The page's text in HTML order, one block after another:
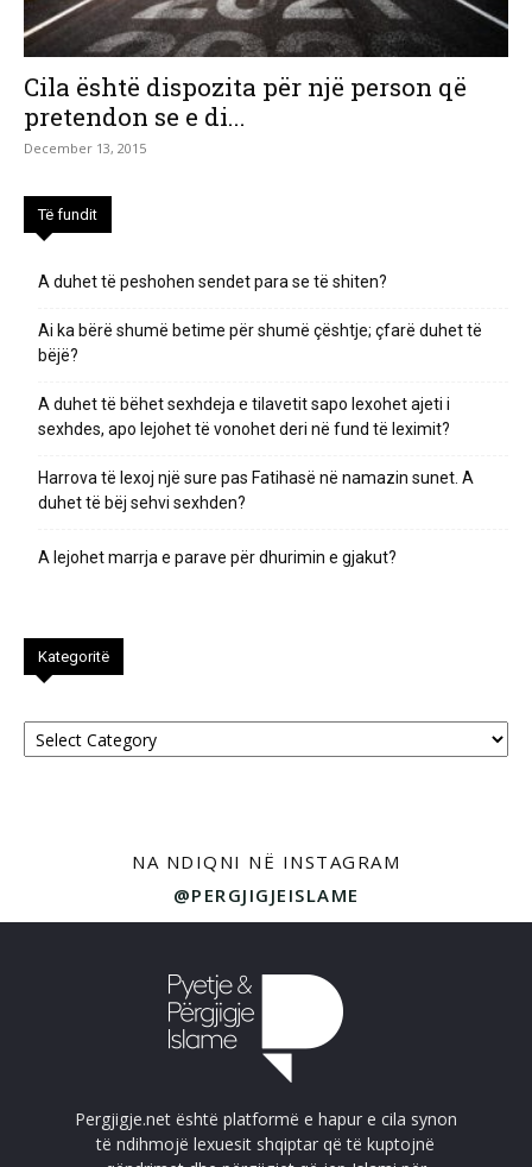
Cila është dispozita për një person që
pretendon se e di...
December 13, 2015
Të fundit
A duhet të peshohen sendet para se të shiten?
Ai ka bërë shumë betime për shumë çështje; çfarë duhet të
bëjë?
A duhet të bëhet sexhdeja e tilavetit sapo lexohet ajeti i
sexhdes, apo lejohet të vonohet deri në fund të leximit?
Harrova të lexoj një sure pas Fatihasë në namazin sunet. A
duhet të bëj sehvi sexhden?
A lejohet marrja e parave për dhurimin e gjakut?
Kategoritë
Kategoritë
NA NDIQNI NË INSTAGRAM
@PERGJIGJEISLAME
Pergjigje.net është platformë e hapur e cila synon
të ndihmojë lexuesit shqiptar që të kuptojnë